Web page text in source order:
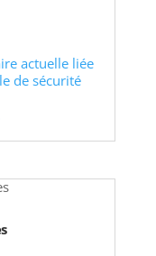
actuelle liée
de sécurité